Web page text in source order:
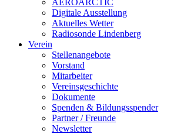
AEROARCTIC
Digitale Ausstellung
Aktuelles Wetter
Radiosonde Lindenberg
Verein
Stellenangebote
Vorstand
Mitarbeiter
Vereinsgeschichte
Dokumente
Spenden & Bildungsspender
Partner / Freunde
Newsletter